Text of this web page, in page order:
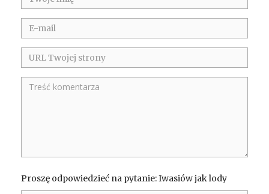
Proszę odpowiedzieć na pytanie: Iwasiów jak lody